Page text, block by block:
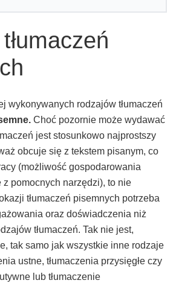
wykonywanych rodzajów tłumaczeń
Choć pozornie może wydawać
jest stosunkowo najprostszy
obcuje się z tekstem pisanym, co
(możliwość gospodarowania
z pomocnych narzędzi), to nie
tłumaczeń pisemnych potrzeba
oraz doświadczenia niż
tłumaczeń. Tak nie jest,
tak samo jak wszystkie inne rodzaje
ustne, tłumaczenia przysięgłe czy
lub tłumaczenie